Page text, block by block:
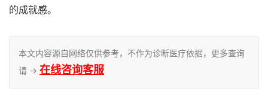
的成就感。
本文内容源自网络仅供参考，不作为诊断医疗依据，更多查询
请 → 在线咨询客服